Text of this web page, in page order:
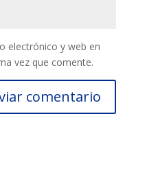
electrónico y web en
vez que comente.